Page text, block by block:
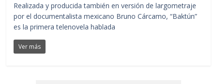
Realizada y producida también en versión de largometraje
por el documentalista mexicano Bruno Cárcamo, “Baktún”
es la primera telenovela hablada
Ver más